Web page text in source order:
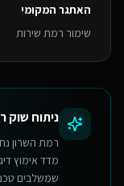
האתגר המקומי
שימור רמת שירות
ניתוח שוק
רמת השרון
שמשלבים